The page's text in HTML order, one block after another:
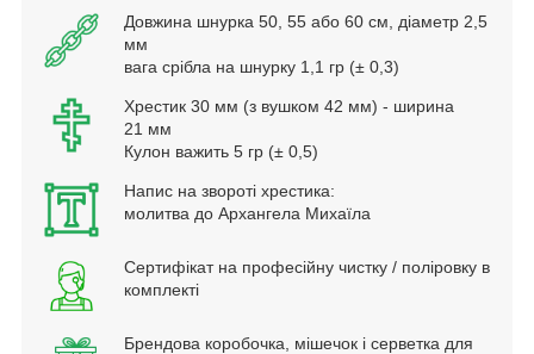
Довжина шнурка 50, 55 або 60 см, діаметр 2,5
мм
вага срібла на шнурку 1,1 гр (± 0,3)
Хрестик 30 мм (з вушком 42 мм) - ширина
21 мм
Кулон важить 5 гр (± 0,5)
Напис на звороті хрестика:
молитва до Архангела Михаїла
Сертифікат на професійну чистку / поліровку в
комплекті
Брендова коробочка, мішечок і серветка для